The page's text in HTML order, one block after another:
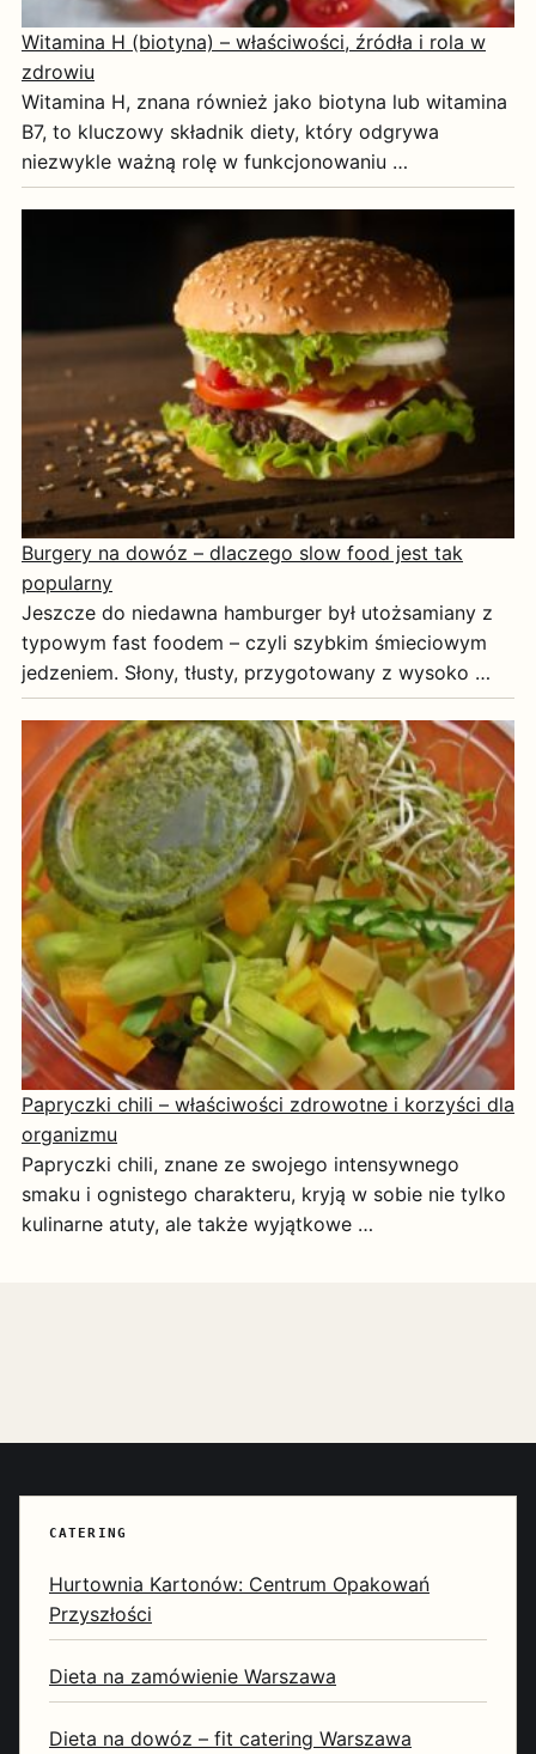
Witamina H (biotyna) – właściwości, źródła i rola w
zdrowiu
Witamina H, znana również jako biotyna lub witamina
B7, to kluczowy składnik diety, który odgrywa
niezwykle ważną rolę w funkcjonowaniu …
Burgery na dowóz – dlaczego slow food jest tak
popularny
Jeszcze do niedawna hamburger był utożsamiany z
typowym fast foodem – czyli szybkim śmieciowym
jedzeniem. Słony, tłusty, przygotowany z wysoko …
Papryczki chili – właściwości zdrowotne i korzyści dla
organizmu
Papryczki chili, znane ze swojego intensywnego
smaku i ognistego charakteru, kryją w sobie nie tylko
kulinarne atuty, ale także wyjątkowe …
CATERING
Hurtownia Kartonów: Centrum Opakowań
Przyszłości
Dieta na zamówienie Warszawa
Dieta na dowóz – fit catering Warszawa